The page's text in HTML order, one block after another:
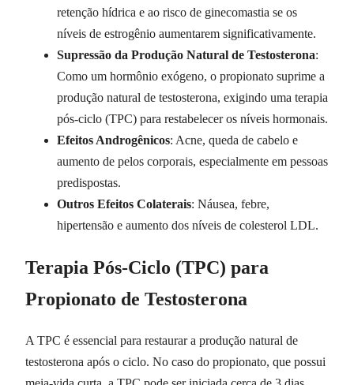
retenção hídrica e ao risco de ginecomastia se os
níveis de estrogênio aumentarem significativamente.
Supressão da Produção Natural de Testosterona:
Como um hormônio exógeno, o propionato suprime a
produção natural de testosterona, exigindo uma terapia
pós-ciclo (TPC) para restabelecer os níveis hormonais.
Efeitos Androgênicos: Acne, queda de cabelo e
aumento de pelos corporais, especialmente em pessoas
predispostas.
Outros Efeitos Colaterais: Náusea, febre,
hipertensão e aumento dos níveis de colesterol LDL.
Terapia Pós-Ciclo (TPC) para
Propionato de Testosterona
A TPC é essencial para restaurar a produção natural de
testosterona após o ciclo. No caso do propionato, que possui